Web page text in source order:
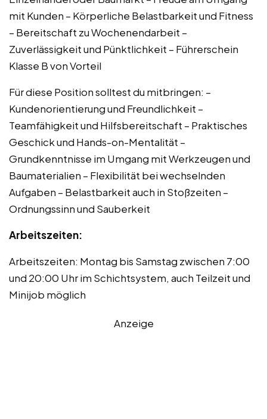
mit Kunden – Körperliche Belastbarkeit und Fitness
– Bereitschaft zu Wochenendarbeit –
Zuverlässigkeit und Pünktlichkeit – Führerschein
Klasse B von Vorteil
Für diese Position solltest du mitbringen: –
Kundenorientierung und Freundlichkeit –
Teamfähigkeit und Hilfsbereitschaft – Praktisches
Geschick und Hands-on-Mentalität –
Grundkenntnisse im Umgang mit Werkzeugen und
Baumaterialien – Flexibilität bei wechselnden
Aufgaben – Belastbarkeit auch in Stoßzeiten –
Ordnungssinn und Sauberkeit
Arbeitszeiten:
Arbeitszeiten: Montag bis Samstag zwischen 7:00
und 20:00 Uhr im Schichtsystem, auch Teilzeit und
Minijob möglich
Anzeige